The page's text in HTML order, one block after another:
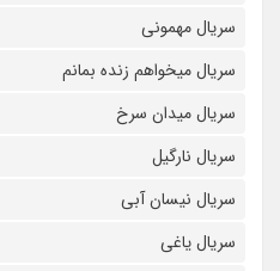
سریال مهمونی
سریال میخواهم زنده بمانم
سریال میدان سرخ
سریال نارگیل
سریال نیسان آبی
سریال یاغی